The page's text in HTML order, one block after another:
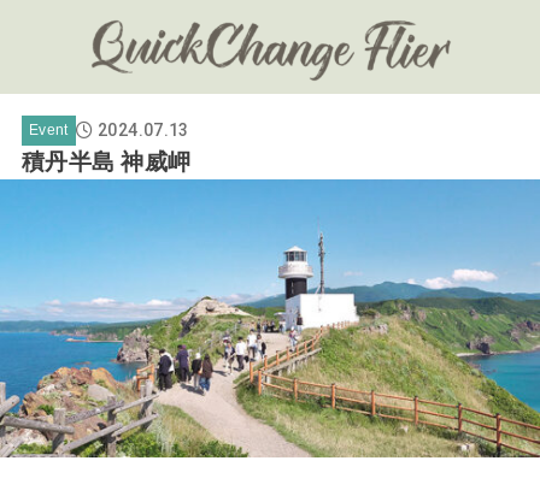
Event 2024.07.13
積丹半島 神威岬